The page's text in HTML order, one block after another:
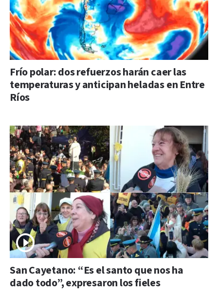
Frío polar: dos refuerzos harán caer las
temperaturas y anticipan heladas en Entre
Ríos
San Cayetano: “Es el santo que nos ha
dado todo”, expresaron los fieles